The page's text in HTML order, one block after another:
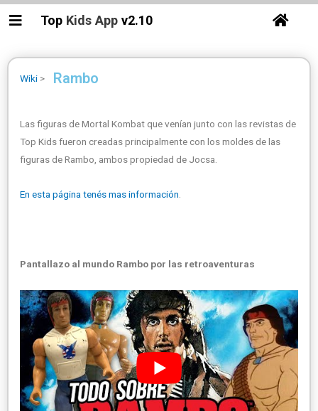
Top Kids App v2.10
Wiki > Rambo
Las figuras de Mortal Kombat que venían junto con las revistas de
Top Kids fueron creadas principalmente con los moldes de las
figuras de Rambo, ambos propiedad de Jocsa.
En esta página tenés mas información
Pantallazo al mundo Rambo por las retroaventuras